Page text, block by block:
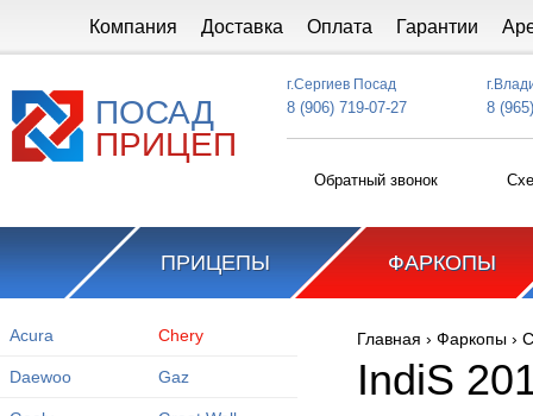
Компания Доставка Оплата Гарантии
ПОСАД
ПРИЦЕП
г.Сергиев Посад
8 (906) 719-07-27 8
Обратный звонок
ПРИЦЕПЫ ФАРКОПЫ
Acura Chery
Daewoo Gaz
Вы здесь
Главная › Фаркопы ›
IndiS